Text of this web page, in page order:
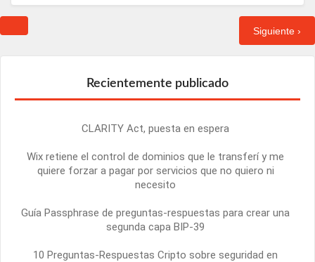
Siguiente ›
Recientemente publicado
CLARITY Act, puesta en espera
Wix retiene el control de dominios que le transferí y me
quiere forzar a pagar por servicios que no quiero ni
necesito
Guía Passphrase de preguntas-respuestas para crear una
segunda capa BIP-39
10 Preguntas-Respuestas Cripto sobre seguridad en